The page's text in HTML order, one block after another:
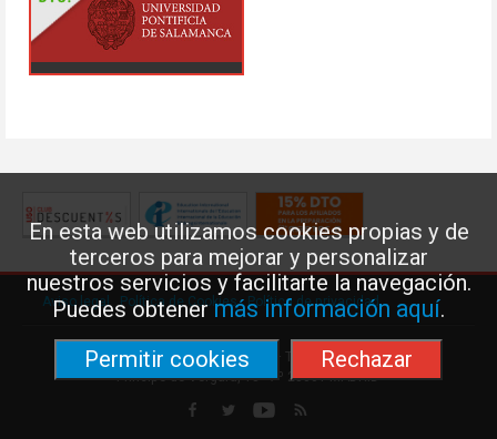
En esta web utilizamos cookies propias y de
terceros para mejorar y personalizar
nuestros servicios y facilitarte la navegación.
Puedes obtenermás información aquí.
Permitir cookies
Rechazar
Aviso legal·Política de Cookies·Política de privacidad
Federación de Enseñanza de USO · Teléfono: 91 577 41 13 ·
Príncipe de Vergara, 13 · 7º 28001 MADRID